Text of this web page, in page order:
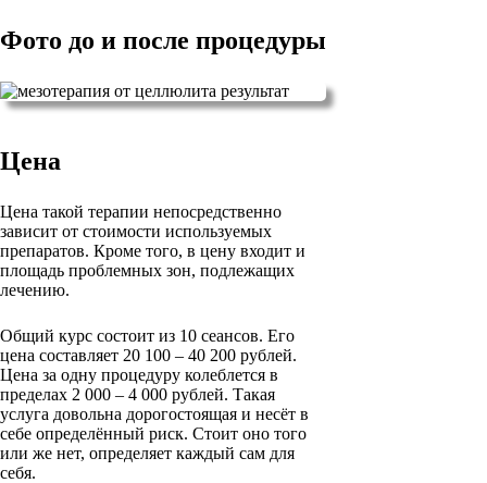
Фото до и после процедуры
Цена
Цена такой терапии непосредственно
зависит от стоимости используемых
препаратов. Кроме того, в цену входит и
площадь проблемных зон, подлежащих
лечению.
Общий курс состоит из 10 сеансов. Его
цена составляет 20 100 – 40 200 рублей.
Цена за одну процедуру колеблется в
пределах 2 000 – 4 000 рублей. Такая
услуга довольна дорогостоящая и несёт в
себе определённый риск. Стоит оно того
или же нет, определяет каждый сам для
себя.